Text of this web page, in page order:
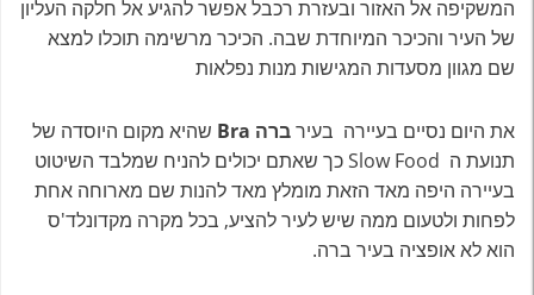
המשקיפה אל האזור ובעזרת רכבל אפשר להגיע אל חלקה העליון
של העיר והכיכר המיוחדת שבה. הכיכר מרשימה תוכלו למצא
שם מגוון מסעדות המגישות מנות נפלאות
את היום נסיים בעיירה בעירברה Bra
שהיא מקום היוסדה של
תנועת ה Slow Foodכך שאתם יכולים להניח שמלבד השיטוט
בעיירה היפה מאד הזאת מומלץ מאד להנות שם מארוחה אחת
לפחות ולטעום ממה שיש לעיר להציע, בכל מקרה מקדונלד'ס
הוא לא אופציה בעיר ברה.